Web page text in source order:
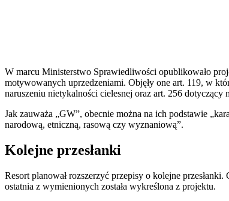
W marcu Ministerstwo Sprawiedliwości opublikowało
motywowanych uprzedzeniami. Objęły one art. 119, w
naruszeniu nietykalności cielesnej oraz art. 256 dotyczący
Jak zauważa „GW”, obecnie można na ich podstawie
narodową, etniczną, rasową czy wyznaniową”.
Kolejne przesłanki
Resort planował rozszerzyć przepisy o kolejne przesłanki.
ostatnia z wymienionych została wykreślona z projektu.